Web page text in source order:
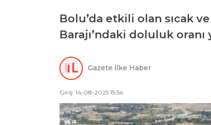
Bolu’da etkili olan sıcak
Barajı’ndaki doluluk
Gazete İlke Haber
Giriş: 14-08-2025 15:54